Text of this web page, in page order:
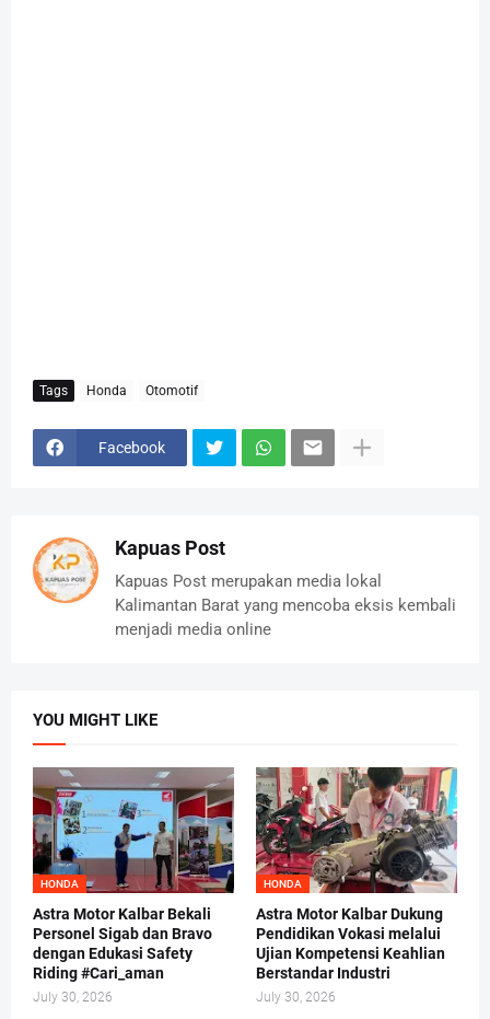
Tags Honda Otomotif
Facebook
Kapuas Post
Kapuas Post merupakan media lokal
Kalimantan Barat yang mencoba eksis kembali
menjadi media online
YOU MIGHT LIKE
HONDA
Astra Motor Kalbar Bekali
Personel Sigab dan Bravo
dengan Edukasi Safety
Riding #Cari_aman
July 30, 2026
HONDA
Astra Motor Kalbar Dukung
Pendidikan Vokasi melalui
Ujian Kompetensi Keahlian
Berstandar Industri
July 30, 2026